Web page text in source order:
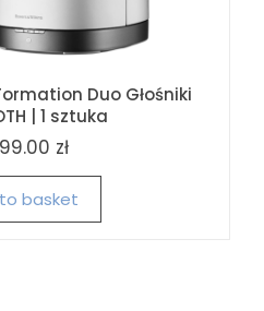
Duo Głośniki
| 1 sztuka
zł
basket